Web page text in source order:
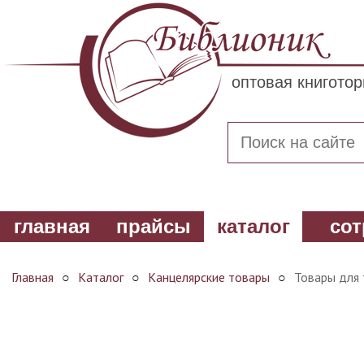
оптовая
главная прайсы каталог
Главная ○ Каталог ○ Канцелярские товары ○ Товары для